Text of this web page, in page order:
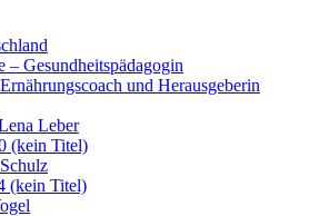
– Gesundheitspädagogin
und Herausgeberin
Leber
(kein Titel)
(kein Titel)